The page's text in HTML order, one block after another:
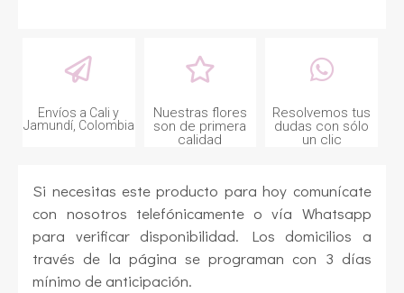
Envíos a Cali y
Jamundí, Colombia
Nuestras flores
son de primera
calidad
Resolvemos tus
dudas con sólo
un clic
Si necesitas este producto para hoy comunícate
con nosotros telefónicamente o vía Whatsapp
para verificar disponibilidad. Los domicilios a
través de la página se programan con 3 días
mínimo de anticipación.